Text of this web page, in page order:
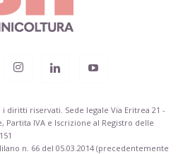
diritti riservati. Sede legale Via Eritrea 21 -
Partita IVA e Iscrizione al Registro delle
n. 66 del 05.03.2014 (precedentemente